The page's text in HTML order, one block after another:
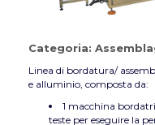
Categoria:
Linea di bordatura/
e alluminio, composta da:
1 macchina
teste per eseguire la